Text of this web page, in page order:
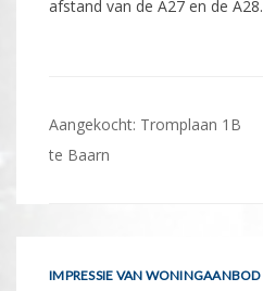
afstand van de A27 en de A28.
Bericht
navigatie
Aangekocht: Tromplaan 1B
te Baarn
IMPRESSIE VAN WONINGAANBOD